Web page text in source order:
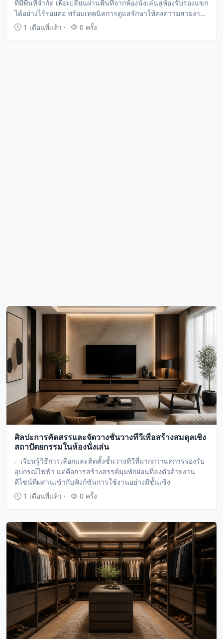
ที่มีพื้นที่จำกัด เพื่อเปลี่ยนผ่านพื้นที่จากห้องนั่งเล่นสู่ห้องรับรองแขก
ได้อย่างไร้รอยต่อ พร้อมเทคนิคการดูแลรักษาให้คงความสวยงาม
และทนทาน
1 เดือนที่แล้ว · 0 ครั้ง
ศิลปะการคัดสรรและจัดวางชั้นวางทีวีเพื่อสร้างสมดุลเชิง
สถาปัตยกรรมในห้องนั่งเล่น
เรียนรู้วิธีการเลือกและติดตั้งชั้นวางทีวีที่มากกว่าแค่การรองรับ
อุปกรณ์ไฟฟ้า แต่คือการสร้างสรรค์มุมพักผ่อนที่ลงตัวด้วยงาน
ดีไซน์ที่ผสานเข้ากับฟังก์ชันการใช้งานอย่างมีชั้นเชิง
1 เดือนที่แล้ว ·
0 ครั้ง